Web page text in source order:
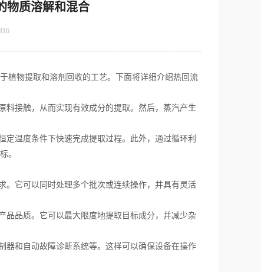
物质溶解和混合
物提取和溶剂回收的工艺。下面将详细介绍热回流
接触，从而实现有效成分的提取。然后，蒸汽产生
温度条件下快速完成提取过程。此外，通过循环利
。
它可以同时处理多个批次或连续操作，并具有灵活
品质。它可以最大限度地提取目标成分，并减少杂
和自动故障诊断系统等。这样可以确保设备在操作